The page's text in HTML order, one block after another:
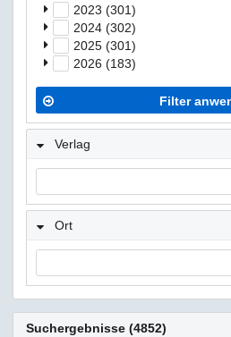
2023 (301)
2024 (302)
2025 (301)
2026 (183)
Filter
Verlag
Ort
Suchergebnisse (4852)